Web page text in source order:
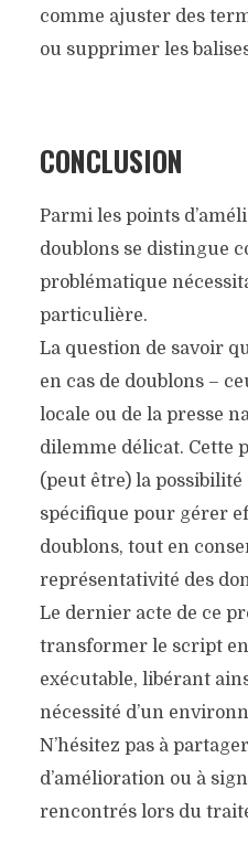
comme ajuster des
ou supprimer les
CONCLUSION
Parmi les points
doublons se distingue
problématique
particulière.
La question de savoir
en cas de doublons –
locale ou de la presse
dilemme délicat. Cette
(peut être) la
spécifique pour gérer
doublons, tout en
représentativité des
Le dernier acte de ce
transformer le script
exécutable, libérant
nécessité d’un
N’hésitez pas à
d’amélioration ou à
rencontrés lors du